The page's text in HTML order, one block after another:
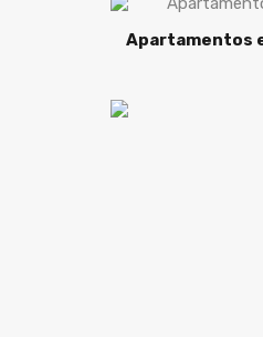
Apartamentos